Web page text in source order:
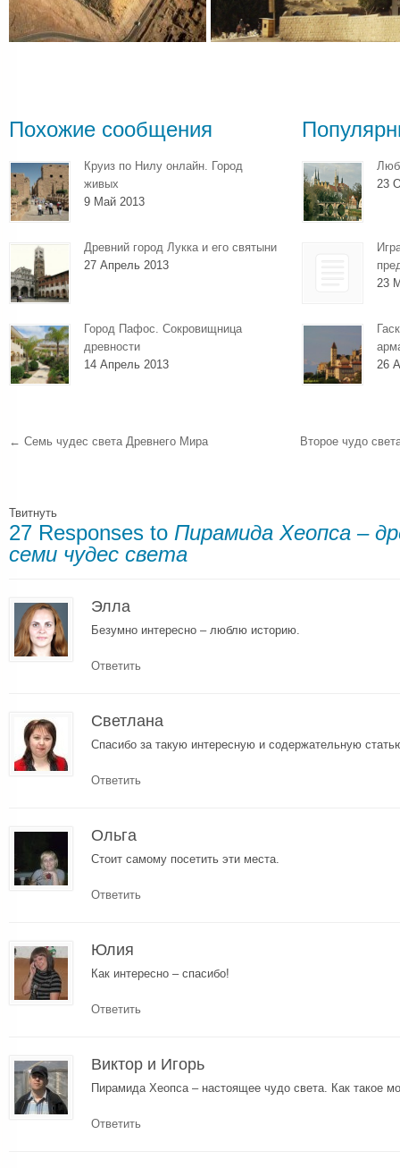
Похожие сообщения
Круиз по Нилу онлайн. Город
живых
9 Май 2013
Древний город Лукка и его святыни
27 Апрель 2013
Город Пафос. Сокровищница
древности
14 Апрель 2013
23
23
26
← Семь чудес света Древнего Мира Второе чудо
Твитнуть
27 Responses to Пирамида Хеопса –
семи чудес света
Элла
Безумно интересно – люблю историю.
Ответить
Светлана
Спасибо за такую интересную и содержательную
Ответить
Ольга
Стоит самому посетить эти места.
Ответить
Юлия
Как интересно – спасибо!
Ответить
Виктор и Игорь
Пирамида Хеопса – настоящее чудо света. Как такое
Ответить